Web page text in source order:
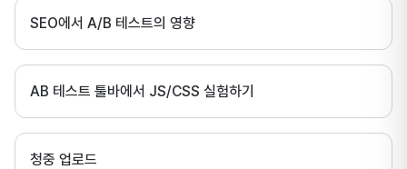
SEO에서 A/B 테스트의 영향
AB 테스트 툴바에서 JS/CSS 실험하기
청중 업로드